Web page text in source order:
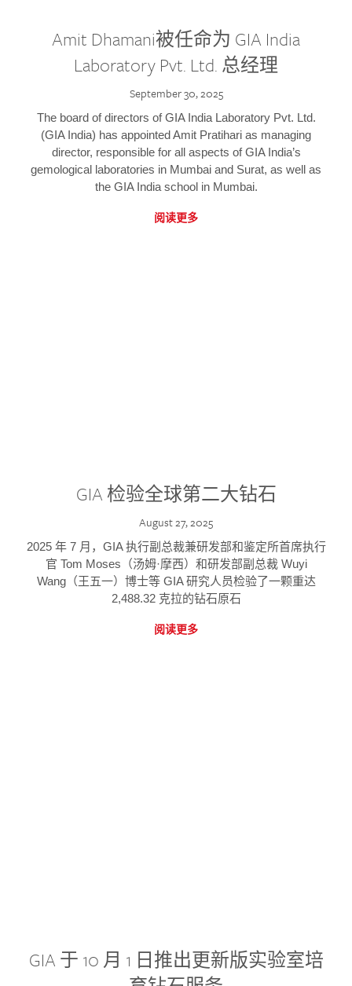
Amit Dhamani被任命为 GIA India
Laboratory Pvt. Ltd. 总经理
September 30, 2025
The board of directors of GIA India Laboratory Pvt. Ltd.
(GIA India) has appointed Amit Pratihari as managing
director, responsible for all aspects of GIA India’s
gemological laboratories in Mumbai and Surat, as well as
the GIA India school in Mumbai.
阅读更多
GIA 检验全球第二大钻石
August 27, 2025
2025 年 7 月，GIA 执行副总裁兼研发部和鉴定所首席执行
官 Tom Moses（汤姆·摩西）和研发部副总裁 Wuyi
Wang（王五一）博士等 GIA 研究人员检验了一颗重达
2,488.32 克拉的钻石原石
阅读更多
GIA 于 10 月 1 日推出更新版实验室培